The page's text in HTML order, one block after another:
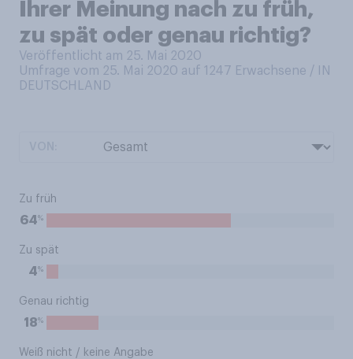
Ihrer Meinung nach zu früh,
zu spät oder genau richtig?
Veröffentlicht am 25. Mai 2020
Umfrage vom 25. Mai 2020 auf 1247 Erwachsene / IN
DEUTSCHLAND
Zu früh
64%
Zu spät
4%
Genau richtig
18%
Weiß nicht / keine Angabe